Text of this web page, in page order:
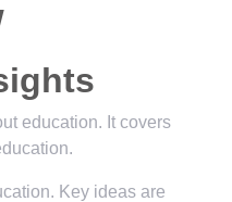
education. It covers
Key ideas are